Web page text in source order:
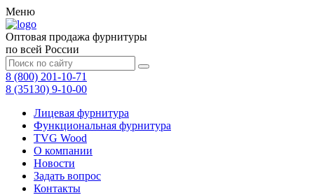
Меню
Оптовая продажа фурнитуры
по всей России
8 (800) 201-10-71
8 (35130) 9-10-00
Лицевая фурнитура
Функциональная фурнитура
TVG Wood
О компании
Новости
Задать вопрос
Контакты